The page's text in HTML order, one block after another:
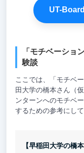
UT-
「モチベーショ
験談
ここでは、「モチベ
田大学の橋本さん（
ンターンへのモチベ
するための参考にして
【早稲田大学の橋